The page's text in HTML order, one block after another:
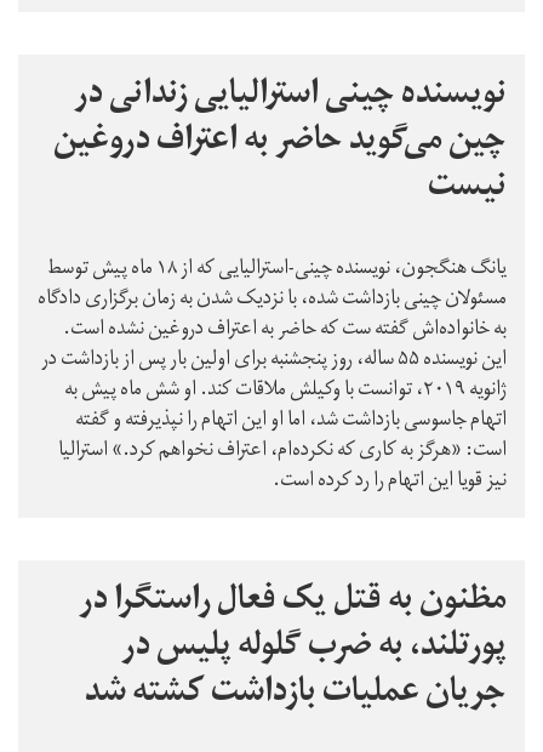
نویسنده چینی استرالیایی زندانی در
چین می‌گوید حاضر به اعتراف دروغین
نیست
یانگ هنگجون، نویسنده چینی-استرالیایی که از ۱۸ ماه پیش توسط
مسئولان چینی بازداشت شده، با نزدیک شدن به زمان برگزاری دادگاه
به خانواده‌اش گفته ست که حاضر به اعتراف دروغین نشده است.
این نویسنده ۵۵ ساله، روز پنجشنبه برای اولین بار پس از بازداشت در
ژانویه ۲۰۱۹، توانست با وکیلش ملاقات کند. او شش ماه پیش به
اتهام جاسوسی بازداشت شد، اما او این اتهام را نپذیرفته و گفته
است:‌ «هرگز به کاری که نکرده‌ام، اعتراف نخواهم کرد.» استرالیا
نیز قویا این اتهام را رد کرده است.
مظنون به قتل یک فعال راستگرا در
پورتلند، به ضرب گلوله پلیس در
جریان عملیات بازداشت کشته شد